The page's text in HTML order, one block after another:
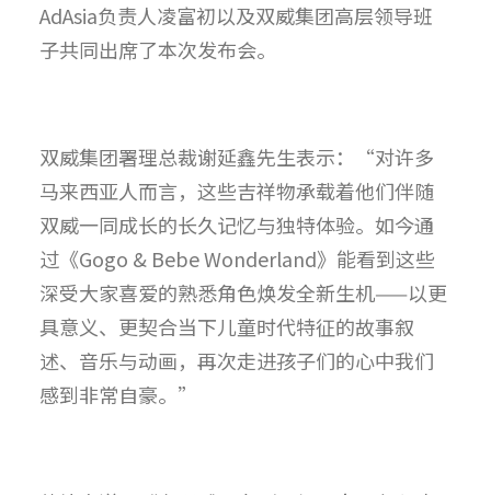
AdAsia负责人凌富初以及双威集团高层领导班
子共同出席了本次发布会。
双威集团署理总裁谢延鑫先生表示：“对许多
马来西亚人而言，这些吉祥物承载着他们伴随
双威一同成长的长久记忆与独特体验。如今通
过《Gogo & Bebe Wonderland》能看到这些
深受大家喜爱的熟悉角色焕发全新生机——以更
具意义、更契合当下儿童时代特征的故事叙
述、音乐与动画，再次走进孩子们的心中我们
感到非常自豪。”